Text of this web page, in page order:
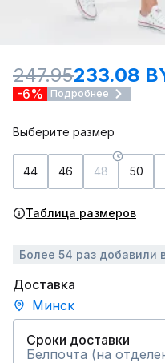
247.95233.08
-6% Подробнее
Выберите размер
44 46 48 50
Таблица размеров
Более 54 раз добавили
Доставка
Минск
Сроки доставки
Белпочта (на